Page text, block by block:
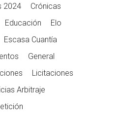
2024
Crónicas
Educación
Elo
Escasa Cuantía
General
Licitaciones
Arbitraje